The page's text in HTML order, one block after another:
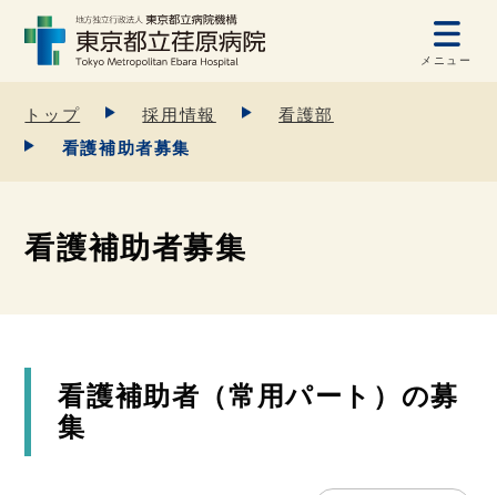
メニュー
トップ 採用情報
看護部
看護補助者募集
看護補助者募集
看護補助者（常用パート）の募
集